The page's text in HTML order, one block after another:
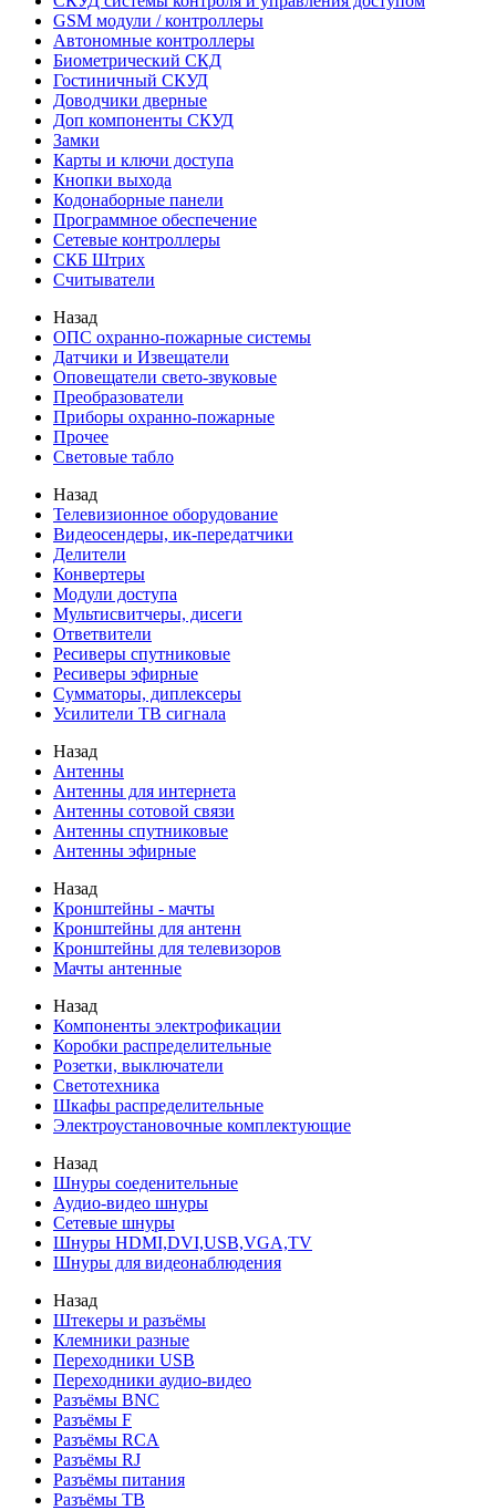
GSM модули / контроллеры
Автономные контроллеры
Биометрический СКД
Гостиничный СКУД
Доводчики дверные
Доп компоненты СКУД
Замки
Карты и ключи доступа
Кнопки выхода
Кодонаборные панели
Программное обеспечение
Сетевые контроллеры
СКБ Штрих
Считыватели
Назад
ОПС охранно-пожарные системы
Датчики и Извещатели
Оповещатели свето-звуковые
Преобразователи
Приборы охранно-пожарные
Прочее
Световые табло
Назад
Телевизионное оборудование
Видеосендеры, ик-передатчики
Делители
Конвертеры
Модули доступа
Мультисвитчеры, дисеги
Ответвители
Ресиверы спутниковые
Ресиверы эфирные
Сумматоры, диплексеры
Усилители ТВ сигнала
Назад
Антенны
Антенны для интернета
Антенны сотовой связи
Антенны спутниковые
Антенны эфирные
Назад
Кронштейны - мачты
Кронштейны для антенн
Кронштейны для телевизоров
Мачты антенные
Назад
Компоненты электрофикации
Коробки распределительные
Розетки, выключатели
Светотехника
Шкафы распределительные
Электроустановочные комплектующие
Назад
Шнуры соеденительные
Аудио-видео шнуры
Сетевые шнуры
Шнуры HDMI,DVI,USB,VGA,TV
Шнуры для видеонаблюдения
Назад
Штекеры и разъёмы
Клемники разные
Переходники USB
Переходники аудио-видео
Разъёмы BNC
Разъёмы F
Разъёмы RCA
Разъёмы RJ
Разъёмы питания
Разъёмы ТВ